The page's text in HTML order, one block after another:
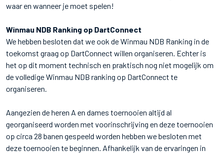
waar en wanneer je moet spelen!
Winmau NDB Ranking op DartConnect
We hebben besloten dat we ook de Winmau NDB Ranking in de
toekomst graag op DartConnect willen organiseren. Echter is
het op dit moment technisch en praktisch nog niet mogelijk om
de volledige Winmau NDB ranking op DartConnect te
organiseren.
Aangezien de heren A en dames toernooien altijd al
georganiseerd worden met voorinschrijving en deze toernooien
op circa 28 banen gespeeld worden hebben we besloten met
deze toernooien te beginnen. Afhankelijk van de ervaringen in